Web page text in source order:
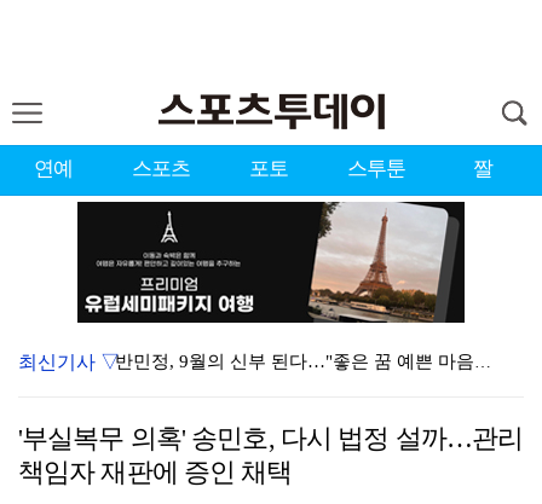
연예 스포츠 포토 스투툰 짤
반민정, 9월의 신부 된다…"좋은 꿈 예쁜 마음가짐으로…
경찰, '감독 선임 논란' 대한축구협회 압수수색…홍명보…
최신기사 ▽
'부실복무 의혹' 송민호, 다시 법정 설까…관리
책임자 재판에 증인 채택